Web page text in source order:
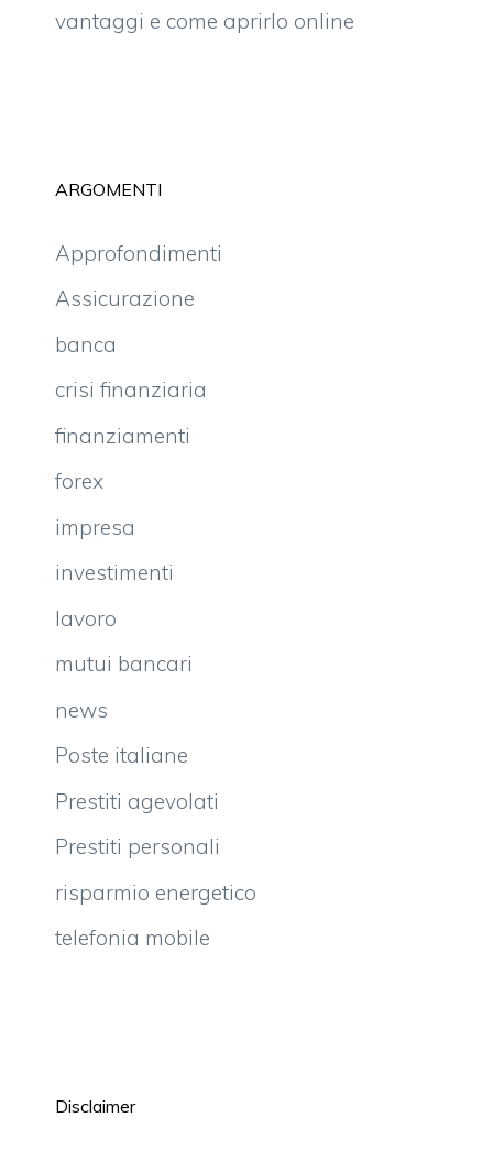
vantaggi e come aprirlo online
ARGOMENTI
Approfondimenti
Assicurazione
banca
crisi finanziaria
finanziamenti
forex
impresa
investimenti
lavoro
mutui bancari
news
Poste italiane
Prestiti agevolati
Prestiti personali
risparmio energetico
telefonia mobile
Disclaimer